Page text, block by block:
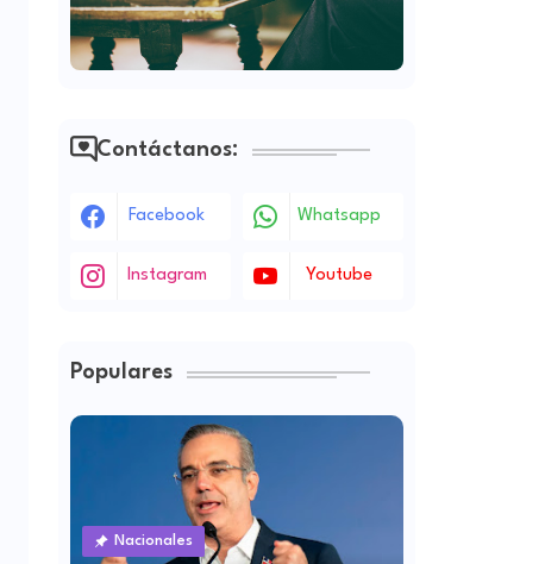
Contáctanos:
Facebook Whatsapp
Instagram Youtube
Populares
Nacionales